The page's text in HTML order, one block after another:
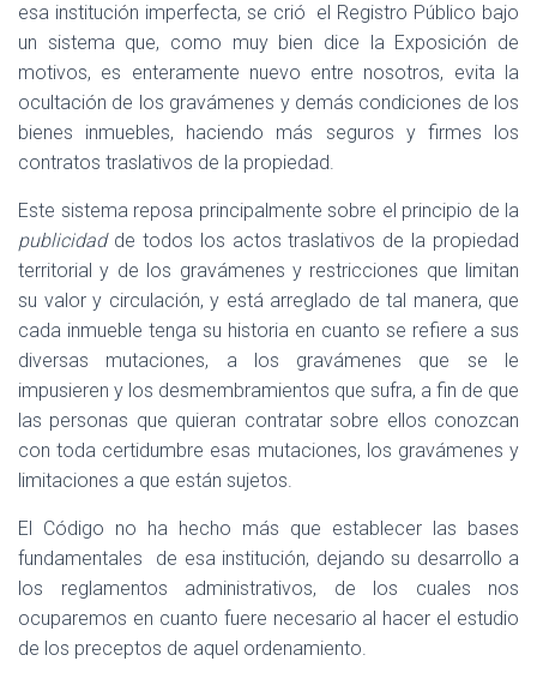
esa institución imperfecta, se crió el Registro Público bajo
un sistema que, como muy bien dice la Exposición de
motivos, es enteramente nuevo entre nosotros, evita la
ocultación de los gravámenes y demás condiciones de los
bienes inmuebles, haciendo más seguros y firmes los
contratos traslativos de la propiedad.
Este sistema reposa principalmente sobre el principio de la
publicidad de todos los actos traslativos de la propiedad
territorial y de los gravámenes y restricciones que limitan
su valor y circulación, y está arreglado de tal manera, que
cada inmueble tenga su historia en cuanto se refiere a sus
diversas mutaciones, a los gravámenes que se le
impusieren y los desmembramientos que sufra, a fin de que
las personas que quieran contratar sobre ellos conozcan
con toda certidumbre esas mutaciones, los gravámenes y
limitaciones a que están sujetos.
El Código no ha hecho más que establecer las bases
fundamentales
de esa institución, dejando su desarrollo a
los reglamentos administrativos, de los cuales nos
ocuparemos en cuanto fuere necesario al hacer el estudio
de los preceptos de aquel ordenamiento.